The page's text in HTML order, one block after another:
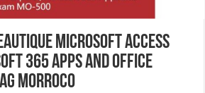
Microsoft ACCESS
365 Apps and Office
Morroco